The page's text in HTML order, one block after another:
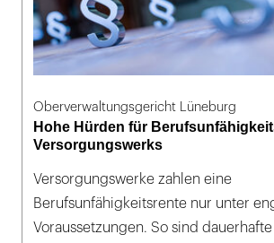
Oberverwaltungsgericht Lüneburg
Hohe Hürden für
Versorgungswerks
Versorgungswerke zahlen eine
Berufsunfähigkeitsrente nur unter
Voraussetzungen. So sind dauerhafte